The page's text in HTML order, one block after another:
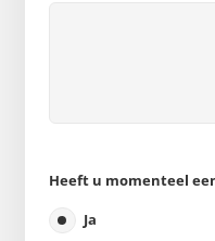
Heeft u momenteel
Ja